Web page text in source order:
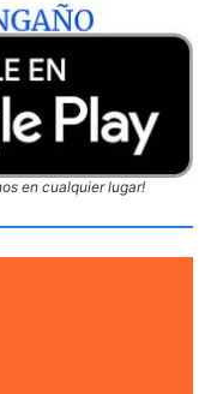
en cualquier lugar!